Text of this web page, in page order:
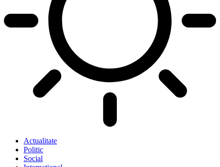
Actualitate
Politic
Social